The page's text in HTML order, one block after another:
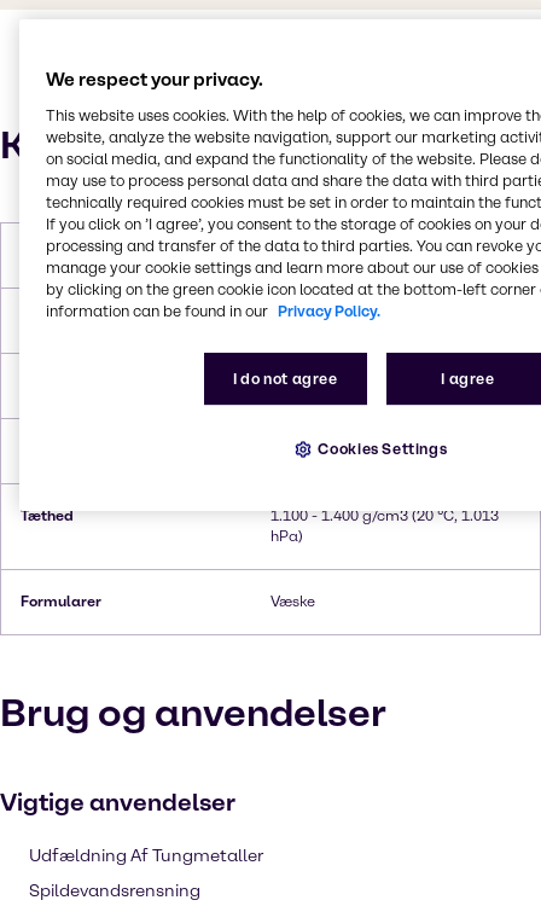
Karakteristika
Molær vægt 74.09
Smeltepunkt ca. 0 °C
ca. 100 °C
Does not flash
Tæthed
1.100 - 1.400 g/cm3 (20 °C, 1.013
hPa)
Formularer Væske
Brug og anvendelser
Vigtige anvendelser
Udfældning Af Tungmetaller
Spildevandsrensning
We respect your privacy.
This website uses cookies. With the help of cookies, we can improve
website, analyze the website navigation, support our marketing
on social media, and expand the functionality of the website. Please
may use to process personal data and share the data with third
technically required cookies must be set in order to maintain the
If you click on ’I agree’, you consent to the storage of cookies on your
processing and transfer of the data to third parties. You can revoke
manage your cookie settings and learn more about our use of cookies
by clicking on the green cookie icon located at the bottom-left corner
information can be found in our Privacy Policy.
I do not agree I agree
Cookies Settings